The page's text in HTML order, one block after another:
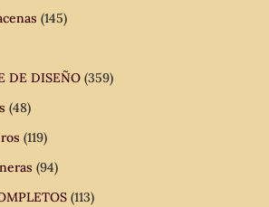
(145)
DE DISEÑO (359)
(48)
(119)
(94)
(113)